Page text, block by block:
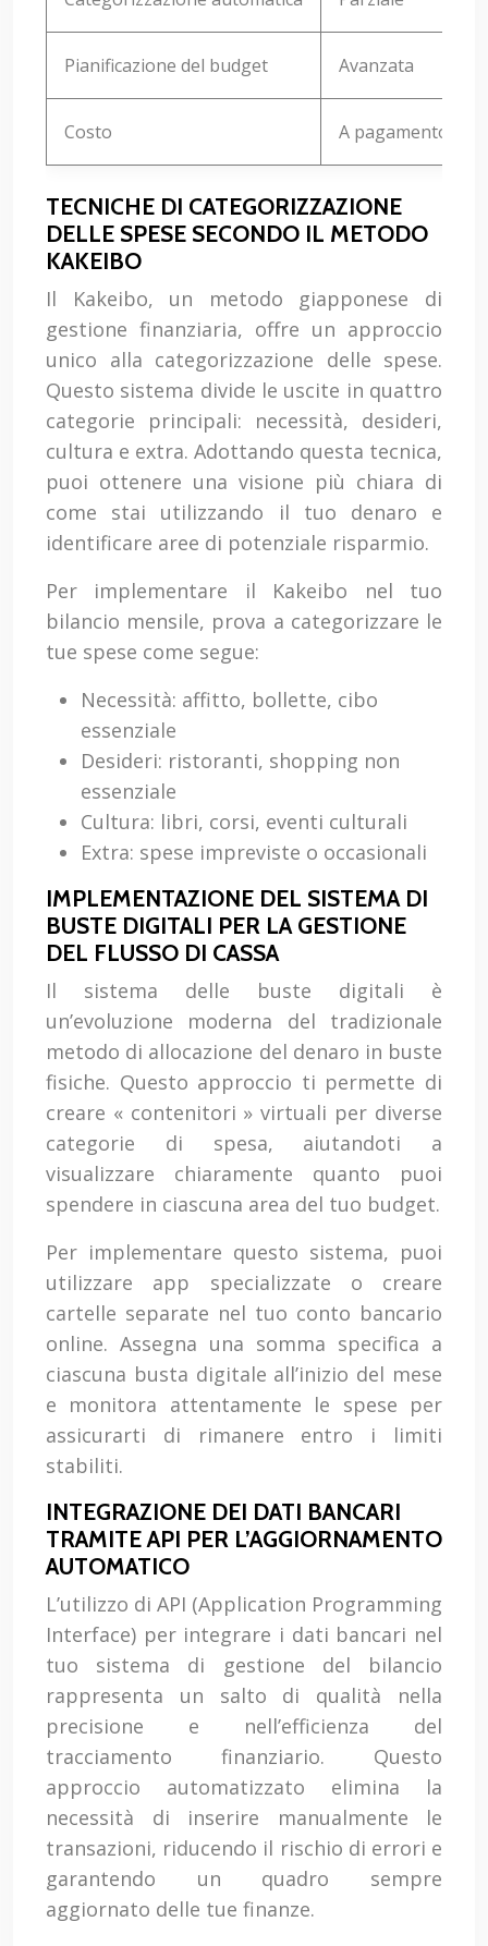
Pianificazione del budget Avanzata
Costo A pagamento
TECNICHE DI CATEGORIZZAZIONE
DELLE SPESE SECONDO IL METODO
KAKEIBO
Il Kakeibo, un metodo giapponese di
gestione finanziaria, offre un approccio
unico alla categorizzazione delle spese.
Questo sistema divide le uscite in quattro
categorie principali: necessità, desideri,
cultura e extra. Adottando questa tecnica,
puoi ottenere una visione più chiara di
come stai utilizzando il tuo denaro e
identificare aree di potenziale risparmio.
Per implementare il Kakeibo nel tuo
bilancio mensile, prova a categorizzare le
tue spese come segue:
Necessità: affitto, bollette, cibo
essenziale
Desideri: ristoranti, shopping non
essenziale
Cultura: libri, corsi, eventi culturali
Extra: spese impreviste o occasionali
IMPLEMENTAZIONE DEL SISTEMA DI
BUSTE DIGITALI PER LA GESTIONE
DEL FLUSSO DI CASSA
Il sistema delle buste digitali è
un’evoluzione moderna del tradizionale
metodo di allocazione del denaro in buste
fisiche. Questo approccio ti permette di
creare « contenitori » virtuali per diverse
categorie di spesa, aiutandoti a
visualizzare chiaramente quanto puoi
spendere in ciascuna area del tuo budget.
Per implementare questo sistema, puoi
utilizzare app specializzate o creare
cartelle separate nel tuo conto bancario
online. Assegna una somma specifica a
ciascuna busta digitale all’inizio del mese
e monitora attentamente le spese per
assicurarti di rimanere entro i limiti
stabiliti.
INTEGRAZIONE DEI DATI BANCARI
TRAMITE API PER L’AGGIORNAMENTO
AUTOMATICO
L’utilizzo di API (Application Programming
Interface) per integrare i dati bancari nel
tuo sistema di gestione del bilancio
rappresenta un salto di qualità nella
precisione e nell’efficienza del
tracciamento finanziario. Questo
approccio automatizzato elimina la
necessità di inserire manualmente le
transazioni, riducendo il rischio di errori e
garantendo un quadro sempre
aggiornato delle tue finanze.